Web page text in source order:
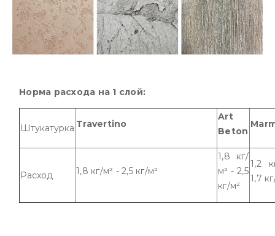
Норма расхода на 1 слой:
Штукатурка Travertino
Art
Beton
Расход 1,8 кг/м² - 2,5 кг/м²
1,8 кг/
м² - 2,5
кг/м²
1,2
1,7